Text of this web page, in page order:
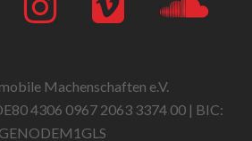
Machenschaften e.V.
4306 0967 2063 3374 00 | BIC:
GENODEM1GLS